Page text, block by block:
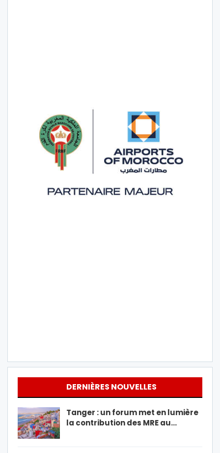
DERNIÈRES NOUVELLES
Tanger : un forum met en lumière
la contribution des MRE au…